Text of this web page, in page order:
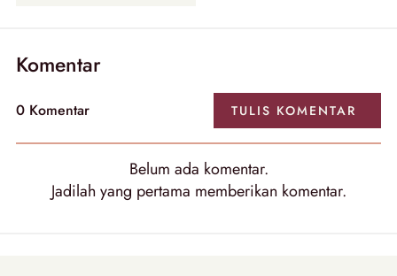
Komentar
0 Komentar TULIS KOMENTAR
Belum ada komentar.
Jadilah yang pertama memberikan komentar.